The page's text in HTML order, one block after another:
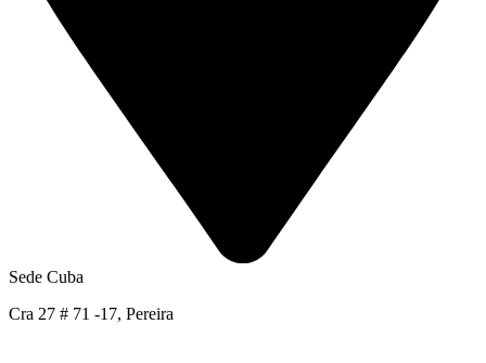
Sede Cuba
Cra 27 # 71 -17, Pereira